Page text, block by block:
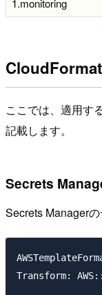
1.monitoring
ここでは、適用す
記載します。
Secrets
Secrets Manager
Transform: